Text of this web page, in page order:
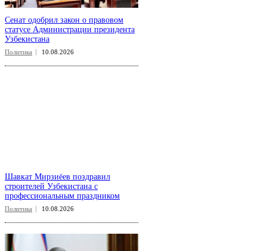
Сенат одобрил закон о правовом
статусе Администрации президента
Узбекистана
Политика 10.08.2026
Шавкат Мирзиёев поздравил
строителей Узбекистана с
профессиональным праздником
Политика 10.08.2026